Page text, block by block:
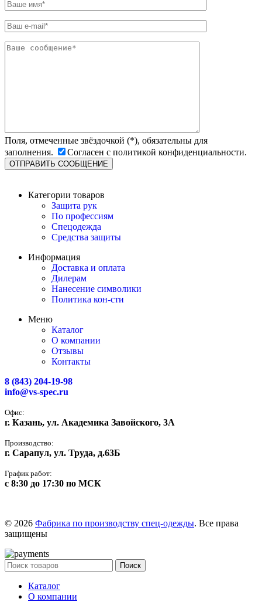
Поля, отмеченные звёздочкой (*), обязательны для
заполнения.
Согласен с политикой конфиденциальности.
Категории товаров
Защита рук
По профессиям
Спецодежда
Средства защиты
Информация
Доставка и оплата
Дилерам
Нанесение символики
Политика кон-сти
Меню
Каталог
О компании
Отзывы
Контакты
8 (843) 204-19-98
info@vs-spec.ru
Офис:
г. Казань, ул. Академика Завойского, 3А
Производство:
г. Сарапул, ул. Труда, д.63Б
График работ:
с 8:30 до 17:30 по МСК
© 2026 Фабрика по производству спец-одежды. Все права
защищены
Поиск
Каталог
О компании